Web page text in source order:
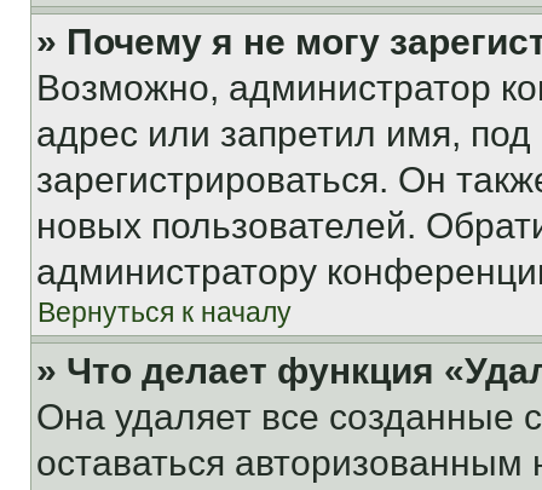
» Почему я не могу
Возможно, администратор
адрес или запретил имя,
зарегистрироваться. Он
новых пользователей.
администратору
Вернуться к началу
» Что делает функция
Она удаляет все созданные
оставаться